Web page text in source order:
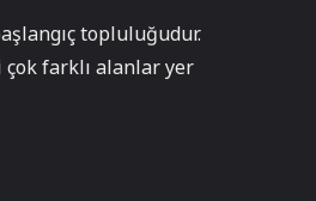
topluluğudur.
farklı alanlar yer